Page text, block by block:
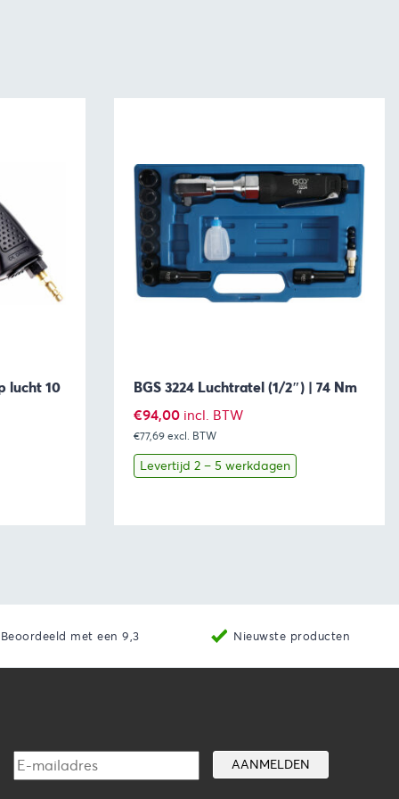
lucht 10
BGS 3224 Luchtratel (1/2″) | 74 Nm
€94,00 incl. BTW
€77,69 excl. BTW
Levertijd 2 – 5 werkdagen
Beoordeeld met een 9,3 Nieuwste producten